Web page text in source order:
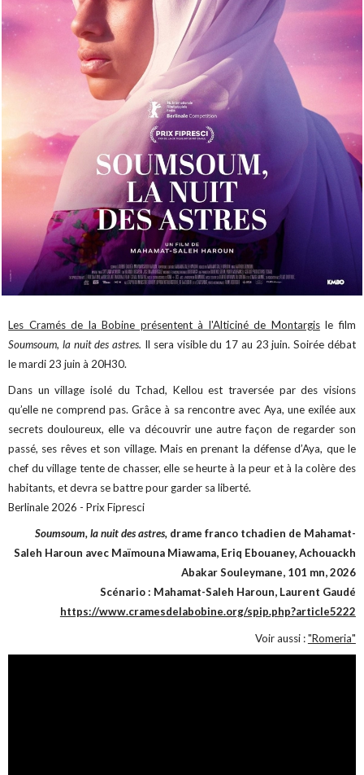
Les Cramés de la Bobine présentent à l'Alticiné de Montargisle film
Soumsoum, la nuit des astres. Il sera visible du 17 au 23 juin. Soirée débat
le mardi 23 juin à 20H30.
Dans un village isolé du Tchad, Kellou est traversée par des visions
qu’elle ne comprend pas. Grâce à sa rencontre avec Aya, une exilée aux
secrets douloureux, elle va découvrir une autre façon de regarder son
passé, ses rêves et son village. Mais en prenant la défense d’Aya, que le
chef du village tente de chasser, elle se heurte à la peur et à la colère des
habitants, et devra se battre pour garder sa liberté.
Berlinale 2026 - Prix Fipresci
Soumsoum, la nuit des astres, drame franco tchadien de Mahamat-
Saleh Haroun avec Maïmouna Miawama, Eriq Ebouaney, Achouackh
Abakar Souleymane, 101 mn, 2026
Scénario : Mahamat-Saleh Haroun, Laurent Gaudé
https://www.cramesdelabobine.org/spip.php?article5222
Voir aussi :"Romeria"